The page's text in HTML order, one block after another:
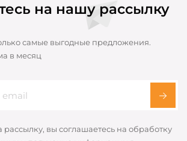
на нашу рассылку
самые выгодные предложения.
в месяц
рассылку, вы соглашаетесь на обработку